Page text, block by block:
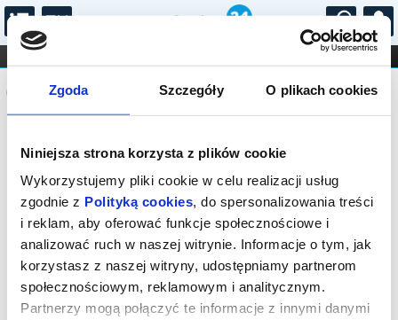
Zgoda Szczegóły O plikach cookies
Niniejsza strona korzysta z plików cookie
Wykorzystujemy pliki cookie w celu realizacji usług
zgodnie z Polityką cookies, do spersonalizowania treści
i reklam, aby oferować funkcje społecznościowe i
analizować ruch w naszej witrynie. Informacje o tym, jak
korzystasz z naszej witryny, udostępniamy partnerom
społecznościowym, reklamowym i analitycznym.
Partnerzy mogą połączyć te informacje z innymi danymi
...
FILHARMONIA OPERA I BALET
STAND-UP
DLA DZIECI
Komunikat
Sprzedaż biletów on-line na wydarzenie
została zakończona.